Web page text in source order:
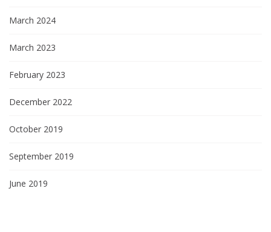
March 2024
March 2023
February 2023
December 2022
October 2019
September 2019
June 2019